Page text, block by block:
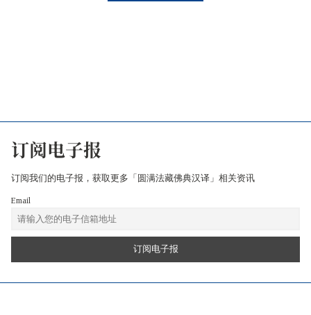
订阅电子报
订阅我们的电子报，获取更多「圆满法藏佛典汉译」相关资讯
Email